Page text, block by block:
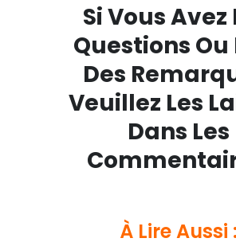
Si Vous Avez
Questions Ou
Des
Veuillez Les
Dans Les
À Lire Aussi :